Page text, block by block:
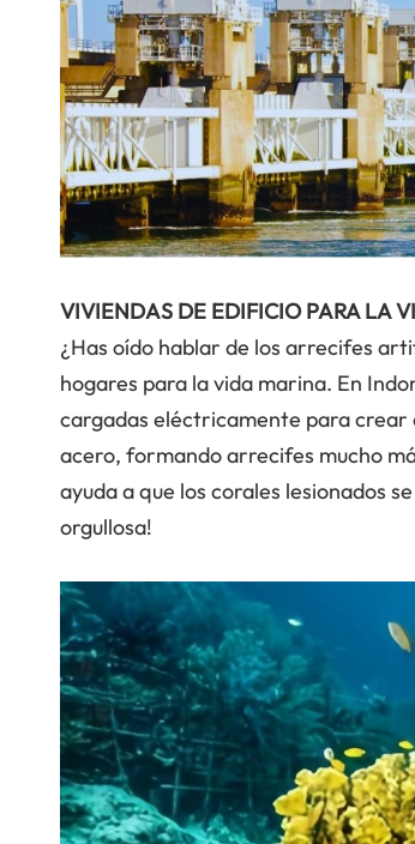
VIVIENDAS DE EDIFICIO PARA LA
¿Has oído hablar de los arrecifes
hogares para la vida marina. En
cargadas eléctricamente para crear
acero, formando arrecifes mucho
ayuda a que los corales lesionados
orgullosa!